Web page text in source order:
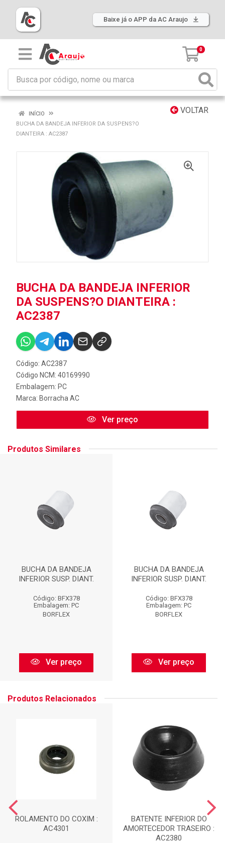
Baixe já o APP da AC Araujo
0
VOLTAR
INÍCIO
BUCHA DA BANDEJA INFERIOR DA SUSPENS?O
DIANTEIRA : AC2387
BUCHA DA BANDEJA INFERIOR
DA SUSPENS?O DIANTEIRA :
AC2387
Código: AC2387
Código NCM: 40169990
Embalagem: PC
Marca: Borracha AC
Ver preço
Produtos Similares
BUCHA DA BANDEJA
INFERIOR SUSP. DIANT.
Código: BFX378
Embalagem: PC
BORFLEX
Ver preço
BUCHA DA BANDEJA
INFERIOR SUSP. DIANT.
Código: BFX378
Embalagem: PC
BORFLEX
Ver preço
Produtos Relacionados
ROLAMENTO DO COXIM :
AC4301
BATENTE INFERIOR DO
AMORTECEDOR TRASEIRO :
AC2380